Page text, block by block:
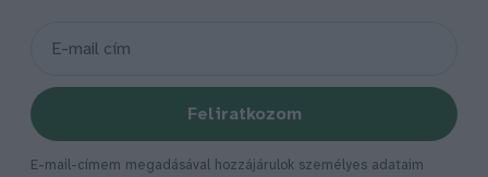
Feliratkozom
E-mail-címem megadásával hozzájárulok személyes adataim